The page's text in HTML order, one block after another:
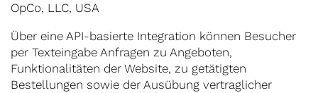
OpCo, LLC, USA
Über eine API-basierte Integration können Besucher
per Texteingabe Anfragen zu Angeboten,
Funktionalitäten der Website, zu getätigten
Bestellungen sowie der Ausübung vertraglicher